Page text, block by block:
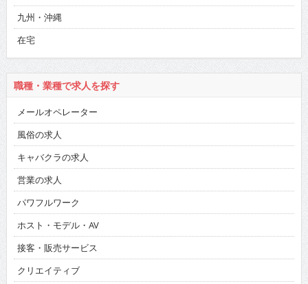
九州・沖縄
在宅
職種・業種で求人を探す
メールオペレーター
風俗の求人
キャバクラの求人
営業の求人
パワフルワーク
ホスト・モデル・AV
接客・販売サービス
クリエイティブ